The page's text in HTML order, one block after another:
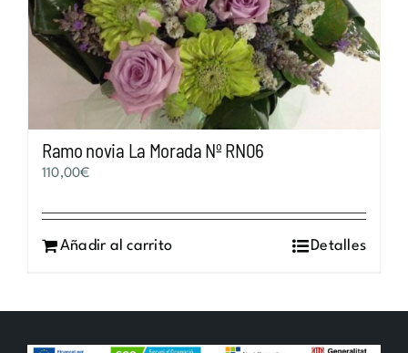
Ramo novia La Morada Nº RN06
110,00€
Añadir al carrito Detalles